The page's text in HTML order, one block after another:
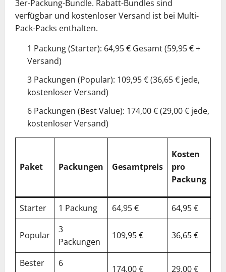
3er-Packung-Bundle. Rabatt-Bundles sind
verfügbar und kostenloser Versand ist bei Multi-
Pack-Packs enthalten.
1 Packung (Starter): 64,95 € Gesamt (59,95 € +
Versand)
3 Packungen (Popular): 109,95 € (36,65 € jede,
kostenloser Versand)
6 Packungen (Best Value): 174,00 € (29,00 € jede,
kostenloser Versand)
Paket Packungen Gesamtpreis
Kosten
pro
Packung
Starter
1 Packung 64,95 € 64,95 €
Popular
3
Packungen
109,95 € 36,65 €
Bester
6
174,00 € 29,00 €